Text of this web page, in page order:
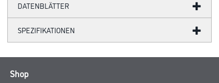
DATENBLÄTTER
SPEZIFIKATIONEN
Shop